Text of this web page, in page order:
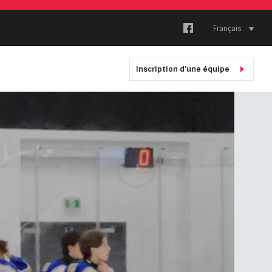
Français
Inscription d'une équipe